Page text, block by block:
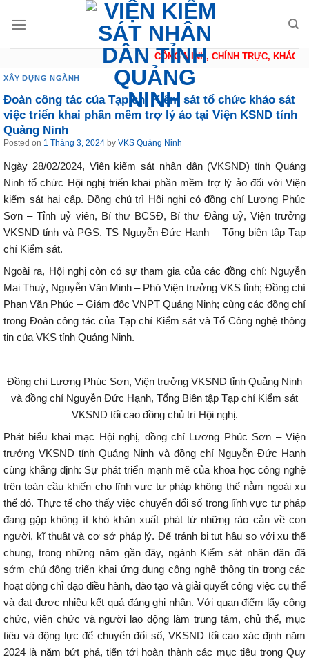
CÔNG MINH, CHÍNH TRỰC, KHÁCH
XÂY DỰNG NGÀNH
Đoàn công tác của Tạp chí Kiểm sát tổ chức khảo sát
việc triển khai phần mềm trợ lý ảo tại Viện KSND tỉnh
Quảng Ninh
Posted on 1 Tháng 3, 2024 by VKS Quảng Ninh
Ngày 28/02/2024, Viện kiểm sát nhân dân (VKSND) tỉnh Quảng
Ninh tổ chức Hội nghị triển khai phần mềm trợ lý ảo đối với Viện
kiểm sát hai cấp. Đồng chủ trì Hội nghị có đồng chí Lương Phúc
Sơn – Tỉnh uỷ viên, Bí thư BCSĐ, Bí thư Đảng uỷ, Viện trưởng
VKSND tỉnh và PGS. TS Nguyễn Đức Hạnh – Tổng biên tập Tạp
chí Kiểm sát.
Ngoài ra, Hội nghị còn có sự tham gia của các đồng chí: Nguyễn
Mai Thuý, Nguyễn Văn Minh – Phó Viện trưởng VKS tỉnh; Đồng chí
Phan Văn Phúc – Giám đốc VNPT Quảng Ninh; cùng các đồng chí
trong Đoàn công tác của Tạp chí Kiểm sát và Tổ Công nghệ thông
tin của VKS tỉnh Quảng Ninh.
Đồng chí Lương Phúc Sơn, Viện trưởng VKSND tỉnh Quảng Ninh
và đồng chí Nguyễn Đức Hạnh, Tổng Biên tập Tạp chí Kiểm sát
VKSND tối cao đồng chủ trì Hội nghị.
Phát biểu khai mạc Hội nghị, đồng chí Lương Phúc Sơn – Viện
trưởng VKSND tỉnh Quảng Ninh và đồng chí Nguyễn Đức Hạnh
cùng khẳng định: Sự phát triển mạnh mẽ của khoa học công nghệ
trên toàn cầu khiến cho lĩnh vực tư pháp không thể nằm ngoài xu
thế đó. Thực tế cho thấy việc chuyển đổi số trong lĩnh vực tư pháp
đang gặp không ít khó khăn xuất phát từ những rào cản về con
người, kĩ thuật và cơ sở pháp lý. Để tránh bị tụt hậu so với xu thế
chung, trong những năm gần đây, ngành Kiểm sát nhân dân đã
sớm chủ động triển khai ứng dụng công nghệ thông tin trong các
hoạt động chỉ đạo điều hành, đào tạo và giải quyết công việc cụ thể
và đạt được nhiều kết quả đáng ghi nhận. Với quan điểm lấy công
chức, viên chức và người lao động làm trung tâm, chủ thể, mục
tiêu và động lực để chuyển đổi số, VKSND tối cao xác định năm
2024 là năm bứt phá, tiến tới hoàn thành các mục tiêu trong Quy